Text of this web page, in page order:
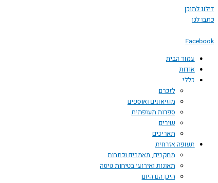
לתוכן
לנו
עמוד הבית
אודות
כללי
לזכרם
מוזיאונים ואוספים
ספרות תעופתית
שירים
תאריכים
תעופה אזרחית
מחקרים, מאמרים וכתבות
תאונות ואירועי בטיחות טיסה
היכן הם היום